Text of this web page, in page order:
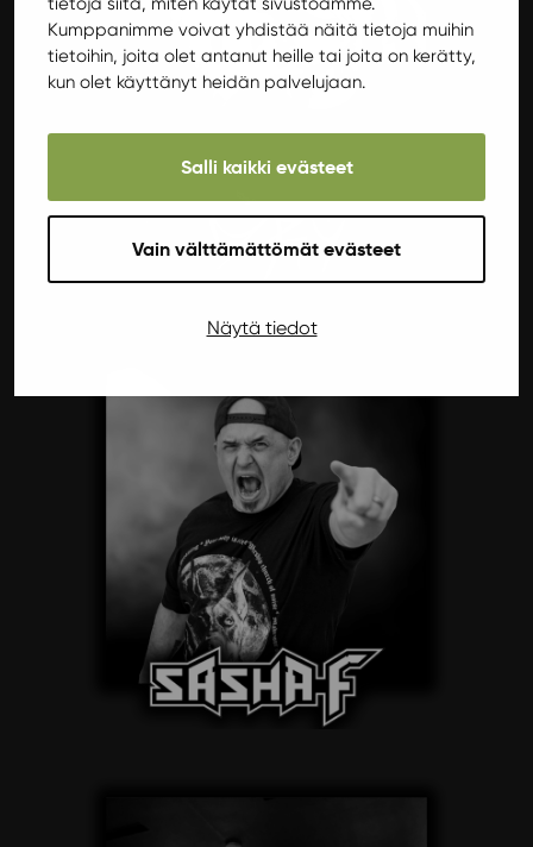
Kumppanimme voivat yhdistää näitä tietoja muihin
tietoihin, joita olet antanut heille tai joita on kerätty,
kun olet käyttänyt heidän palvelujaan.
Salli kaikki evästeet
Vain välttämättömät evästeet
Näytä tiedot